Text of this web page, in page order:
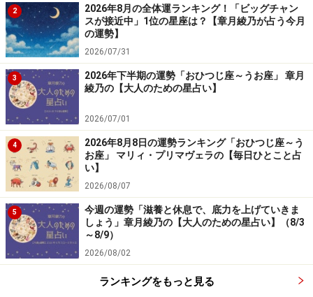
＞【今週の運勢】を占う
6位：いて座（11月23日～12月21日生ま
れ）
2024年4月5日の運勢「いて座」
要領の良さがモノを言う。抜け道探しに成果がありそ
う。
＞【今週の運勢】を占う
2
2026年8月の全体運ランキング！「ビッグチャン
スが接近中」1位の星座は？【章月綾乃が占う今月
の運勢】
2026/07/31
3
2026年下半期の運勢「おひつじ座～うお座」 章月
綾乃の【大人のための星占い】
2026/07/01
4
2026年8月8日の運勢ランキング「おひつじ座～う
お座」 マリィ・プリマヴェラの【毎日ひとこと占
い】
2026/08/07
5
今週の運勢「滋養と休息で、底力を上げていきま
しょう」章月綾乃の【大人のための星占い】（8/3
～8/9）
2026/08/02
ランキングをもっと見る